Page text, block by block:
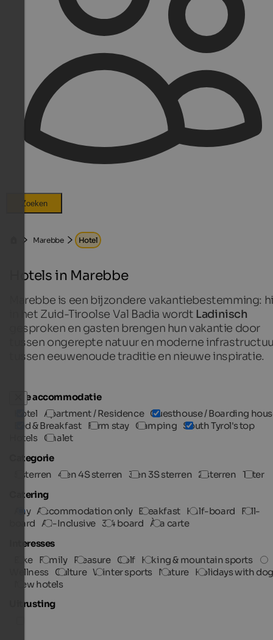
Zoeken
Marebbe Hotel
Hotels in Marebbe
Marebbe is een bijzondere vakantiebestemming:
in het Zuid-Tiroolse Val Badia wordt Ladinisch
gesproken en gasten brengen hun vakantie door
tussen ongerepte natuur en moderne
tussen eeuwenoude traditie en nieuwe inspiratie.
Type accommodatie
Hotel Apartment / Residence Guesthouse / Boarding
Bed & Breakfast Farm stay Camping South Tyrol's top
Hotels Chalet
Categorie
5 sterren 4 en 4S sterren 3 en 3S sterren 2 sterren 1 ster
Catering
Any Accommodation only Breakfast Half-board
Full-
board All-Inclusive 3/4 board À la carte
Interesses
Bike Family Pleasure Golf Hiking & mountain sports
Wellness Culture Winter sports Nature Holidays with
New hotels
Uitrusting